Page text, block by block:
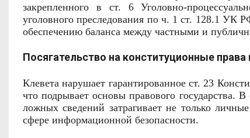
закрепленного в ст. 6 Уголовно-
уголовного преследования по ч. 1 ст. 128.1 УК
обеспечению баланса между частными и
Посягательство на конституционные права
Клевета нарушает гарантированное ст. 23
что подрывает основы правового государства.
ложных сведений затрагивает не только
сфере информационной безопасности.